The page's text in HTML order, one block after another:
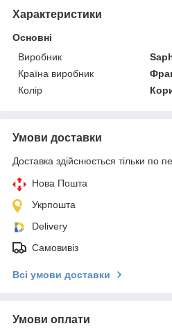
Характеристики
Основні
Виробник
Країна виробник
Колір
Умови доставки
Доставка здійснюється тільки по
Нова Пошта
Укрпошта
Delivery
Самовивіз
Всі умови доставки
Умови оплати